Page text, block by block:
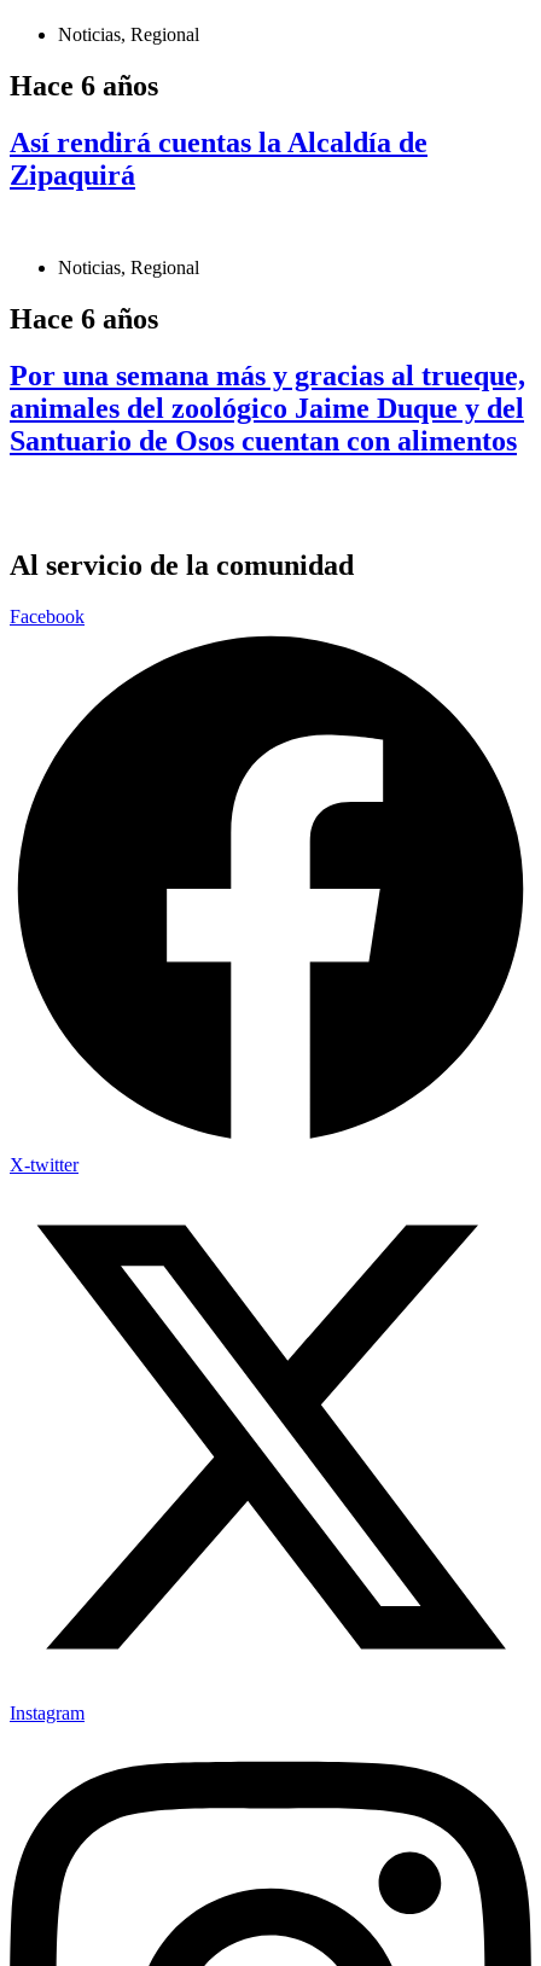
Noticias, Regional
Hace 6 años
Así rendirá cuentas la Alcaldía de
Zipaquirá
Noticias, Regional
Hace 6 años
Por una semana más y gracias al trueque,
animales del zoológico Jaime Duque y del
Santuario de Osos cuentan con alimentos
Al servicio de la comunidad
Facebook
X-twitter
Instagram